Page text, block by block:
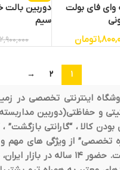
وای فای بولت
تومان
دوربین
سیم
2,900,000
1
2
→
اینترنتی تخصصی در
و حفاظتی(دوربین
کالا ، “گارانتی بازگشت” ،
تخصصی” از ویژگی های مهم
ایران دوربین است. حضور 14 ساله در